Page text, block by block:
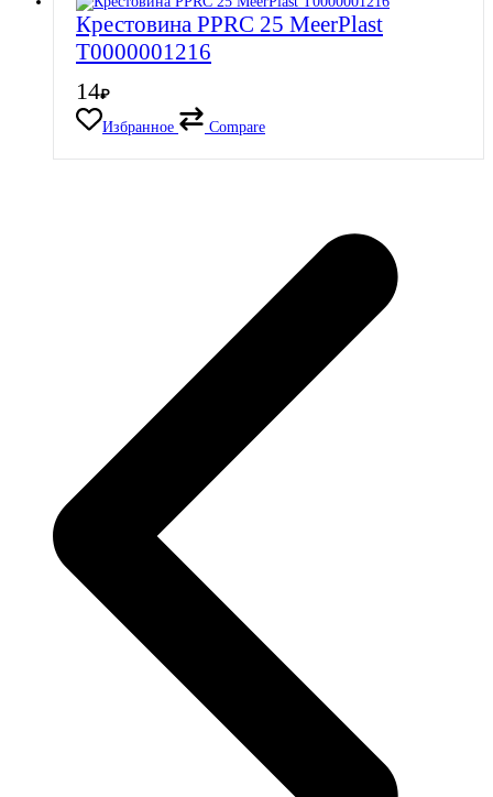
Крестовина PPRC 25 MeerPlast
Т0000001216
14₽
Избранное
Compare